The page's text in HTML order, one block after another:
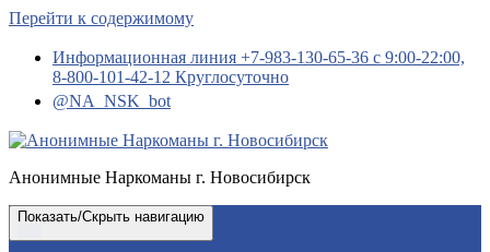
Перейти к содержимому
Информационная линия +7-983-130-65-36 с 9:00-22:00,
8-800-101-42-12 Круглосуточно
@NA_NSK_bot
Анонимные Наркоманы г. Новосибирск
Показать/Скрыть навигацию